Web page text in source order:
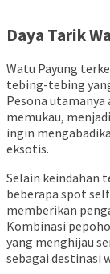
Daya Tarik
Watu Payung
tebing-tebing
Pesona
memukau,
ingin
eksotis.
Selain keindahan
beberapa spot
memberikan
Kombinasi
yang menghijau
sebagai destinasi